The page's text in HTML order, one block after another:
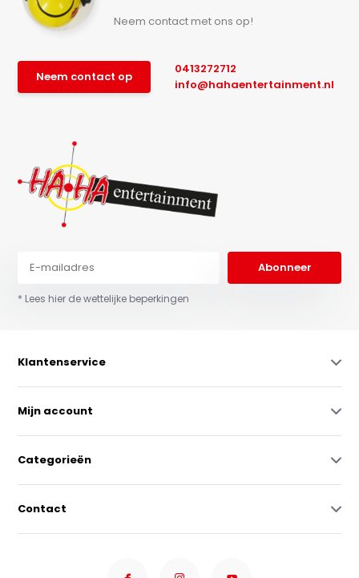
Neem contact met ons op!
Neem contact op
0413272712
info@hahaentertainment.nl
Abonneer
* Lees hier de wettelijke beperkingen
Klantenservice
Mijn account
Categorieën
Contact